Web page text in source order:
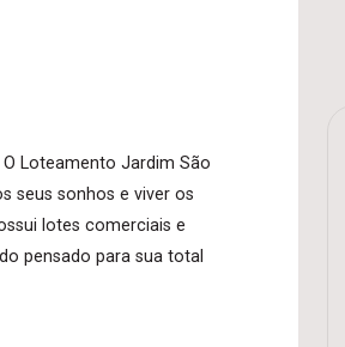
Loteamento Jardim São
seus sonhos e viver os
lotes comerciais e
pensado para sua total